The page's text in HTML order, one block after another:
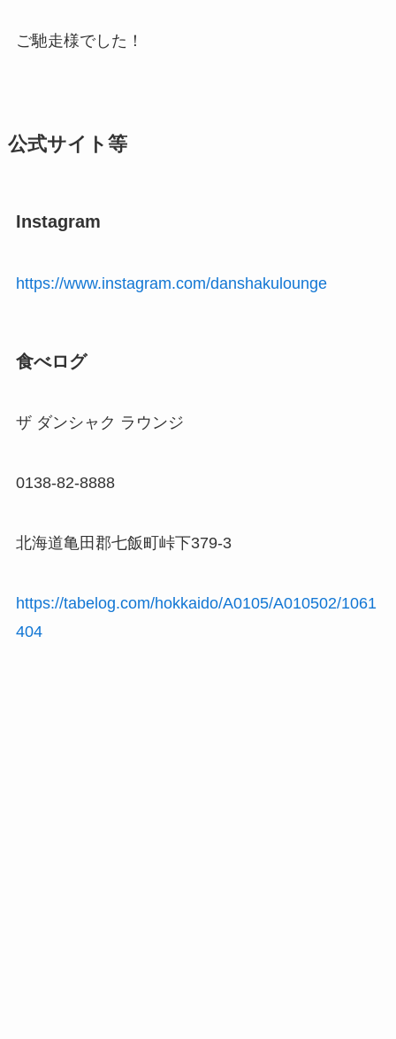
ご馳走様でした！
公式サイト等
Instagram
https://www.instagram.com/danshakulounge
食べログ
ザ ダンシャク ラウンジ
0138-82-8888
北海道亀田郡七飯町峠下379-3
https://tabelog.com/hokkaido/A0105/A010502/1061
404